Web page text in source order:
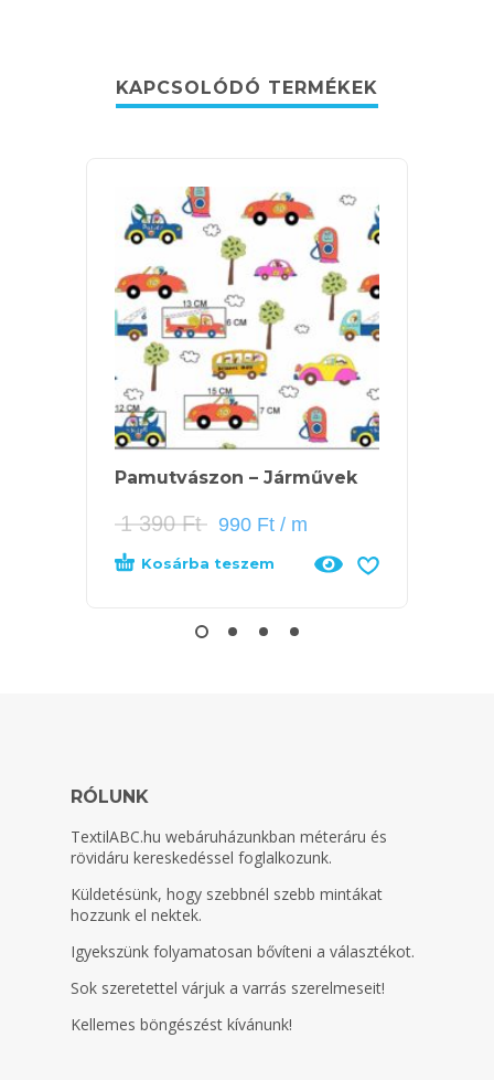
KAPCSOLÓDÓ TERMÉKEK
Pamutvászon – Járművek
1 390Ft 990 Ft / m
Kosárba teszem
RÓLUNK
TextilABC.hu webáruházunkban méteráru és
rövidáru kereskedéssel foglalkozunk.
Küldetésünk, hogy szebbnél szebb mintákat
hozzunk el nektek.
Igyekszünk folyamatosan bővíteni a választékot.
Sok szeretettel várjuk a varrás szerelmeseit!
Kellemes böngészést kívánunk!